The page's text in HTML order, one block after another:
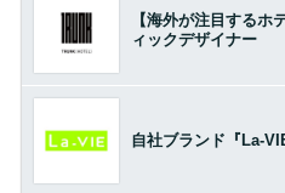
【海外が注目するホ
ィックデザイナー
自社ブランド『La-